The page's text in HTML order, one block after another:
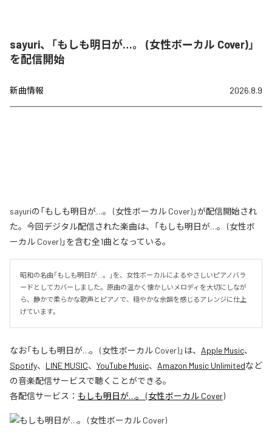
sayuri、「もしも明日が…。 (女性ボーカル Cover)」
を配信開始
新曲情報 2026.8.9
sayuriの「もしも明日が…。 (女性ボーカル Cover)」が配信開始され
た。今回デジタル配信された楽曲は、「もしも明日が…。 (女性ボ
ーカル Cover)」を含む全1曲となっている。
昭和の名曲「もしも明日が…。」を、女性ボーカルによるやさしいピアノバラ
ードとしてカバーしました。原曲の温かく懐かしいメロディを大切にしなが
ら、静かで柔らかな歌声とピアノで、穏やかな余韻を感じるアレンジに仕上
げています。
なお「もしも明日が…。 (女性ボーカル Cover)」は、 Apple Music、
Spotify、 LINE MUSIC、 YouTube Music、 Amazon Music Unlimitedなど
の音楽配信サービスで聴くことができる。
各配信サービス： もしも明日が…。 (女性ボーカル Cover)